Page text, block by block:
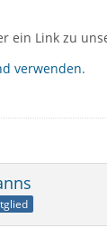
ein Link zu
verwenden.